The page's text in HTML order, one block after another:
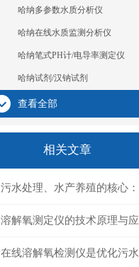
哈纳多参数水质分析仪
哈纳在线水质监测分析仪
哈纳笔式PH计/电导率测定仪
哈纳试剂/汉钠试剂
查看全部
相关文章
污水处理、水产养殖的核心：
在线溶解氧检测仪测量方案
溶解氧测定仪的技术原理与应
用领域概述
在线溶解氧检测仪是优化污水